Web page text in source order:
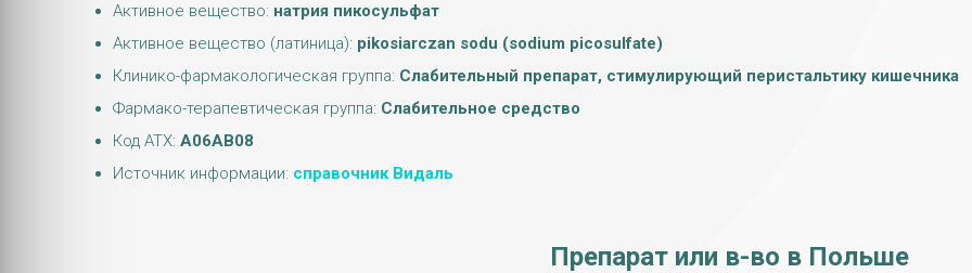
Активное вещество: натрия пикосульфат
Активное вещество (латиница): pikosiarczan sodu (sodium picosulfate)
Клинико-фармакологическая группа: Слабительный препарат, стимулирующий перистальтику кишечника
Фармако-терапевтическая группа: Слабительное средство
Код АТХ: A06AB08
Источник информации: справочник Видаль
Препарат или в-во в Польше